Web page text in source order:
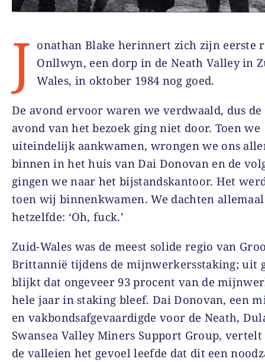
J onathan Blake herinnert zich zijn eerste
Onllwyn, een dorp in de Neath Valley in
Wales, in oktober 1984 nog goed.
De avond ervoor waren we verdwaald, dus de
avond van het bezoek ging niet door. Toen we
uiteindelijk aankwamen, wrongen we ons
binnen in het huis van Dai Donovan en de
gingen we naar het bijstandskantoor. Het
toen wij binnenkwamen. We dachten allemaal
hetzelfde: ‘Oh, fuck.’
Zuid-Wales was de meest solide regio van
Brittannië tijdens de mijnwerkersstaking; uit
blijkt dat ongeveer 93 procent van de
hele jaar in staking bleef. Dai Donovan, een
en vakbondsafgevaardigde voor de Neath,
Swansea Valley Miners Support Group,
de valleien het gevoel leefde dat dit een